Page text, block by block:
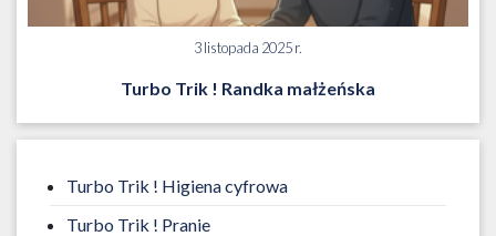
3 listopada 2025 r.
Turbo Trik ! Randka małżeńska
Turbo Trik ! Higiena cyfrowa
Turbo Trik ! Pranie